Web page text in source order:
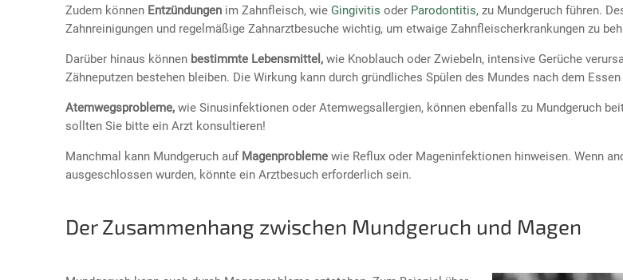
Zudem können Entzündungen im Zahnfleisch, wie Gingivitis oder Parodontitis, zu Mundgeruch führen.
Zahnreinigungen und regelmäßige Zahnarztbesuche wichtig, um etwaige Zahnfleischerkrankungen zu
Darüber hinaus können bestimmte Lebensmittel, wie Knoblauch oder Zwiebeln, intensive Gerüche
Zähneputzen bestehen bleiben. Die Wirkung kann durch gründliches Spülen des Mundes nach dem
Atemwegsprobleme, wie Sinusinfektionen oder Atemwegsallergien, können ebenfalls zu Mundgeruch
sollten Sie bitte ein Arzt konsultieren!
Manchmal kann Mundgeruch aufMagenprobleme wie Reflux oder Mageninfektionen hinweisen. Wenn
ausgeschlossen wurden, könnte ein Arztbesuch erforderlich sein.
Der Zusammenhang zwischen Mundgeruch und Magen